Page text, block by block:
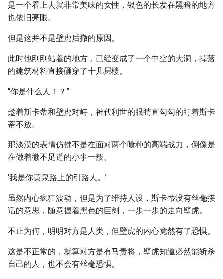
是一个看上去就非常美味的女性，银色的长发在黑暗的地方
也依旧亮眼。
但是这并不是壁虎后撤的原因。
此时他刚刚站着的地方，已经变成了一个中空的大洞，掉落
的建筑材料直接砸穿了十几层楼。
“你是什么人！？”
趁着斯卡蒂和壁虎对峙，神代利世的眼睛直勾勾的盯着斯卡
蒂不放。
那淡漠的表情仿佛不是在面对两个喰种的高端战力，倒像是
在做着微不足道的小事一般。
‘我是你黄泉路上的引路人。’
虽然内心疯狂波动，但是为了维持人设，斯卡蒂没有丝毫接
话的意思，随意握着黑色的巨剑，一步一步的走向壁虎。
不止为何，明明对方是人类，但壁虎的内心竟然有了恐惧。
这是不正常的，就算对方是有马贵将，壁虎知道必然能斩杀
自己的人，也不会有丝毫恐惧。